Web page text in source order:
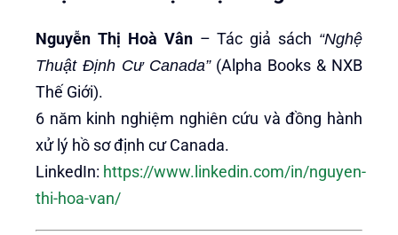
Nguyễn Thị Hoà Vân– Tác giả sách “Nghệ
Thuật Định Cư Canada”(Alpha Books & NXB
Thế Giới).
6 năm kinh nghiệm nghiên cứu và đồng hành
xử lý hồ sơ định cư Canada.
LinkedIn: https://www.linkedin.com/in/nguyen-
thi-hoa-van/